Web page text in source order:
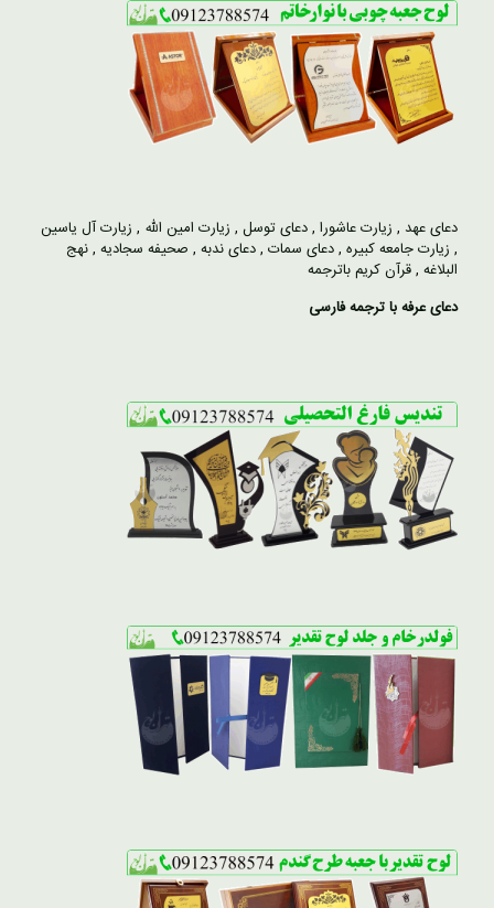
دعای عهد , زیارت عاشورا ,دعای توسل , زیارت امین الله , زیارت آل یاسین
, زیارت جامعه کبیره ,دعای سمات ,دعای ندبه , صحیفه سجادیه ,نهج
البلاغه ,قرآن کریم باترجمه
دعای عرفه با ترجمه فارسی